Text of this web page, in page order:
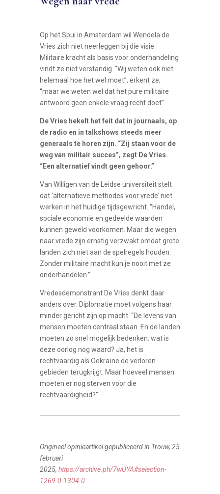
Op het Spui in Amsterdam wil Wendela de
Vries zich niet neerleggen bij die visie.
Militaire kracht als basis voor onderhandeling
vindt ze niet verstandig. “Wij weten ook niet
helemaal hoe het wel moet”, erkent ze,
“maar we weten wel dat het pure militaire
antwoord geen enkele vraag recht doet”.
De Vries hekelt het feit dat in journaals, op
de radio en in talkshows steeds meer
generaals te horen zijn. “Zij staan voor de
weg van militair succes”, zegt De Vries.
“Een alternatief vindt geen gehoor.”
Van Willigen van de Leidse universiteit stelt
dat ‘alternatieve methodes voor vrede’ niet
werken in het huidige tijdsgewricht. “Handel,
sociale economie en gedeelde waarden
kunnen geweld voorkomen. Maar die wegen
naar vrede zijn ernstig verzwakt omdat grote
landen zich niet aan de spelregels houden.
Zonder militaire macht kun je nooit met ze
onderhandelen.”
Vredesdemonstrant De Vries denkt daar
anders over. Diplomatie moet volgens haar
minder gericht zijn op macht. “De levens van
mensen moeten centraal staan. En de landen
moeten zo snel mogelijk bedenken: wat is
deze oorlog nog waard? Ja, het is
rechtvaardig als Oekraïne de verloren
gebieden terugkrijgt. Maar hoeveel mensen
moeten er nog sterven voor die
rechtvaardigheid?”
Origineel opinieartikel gepubliceerd in Trouw, 25
februari
2025, https://archive.ph/7wUYA#selection-
1269.0-1304.0